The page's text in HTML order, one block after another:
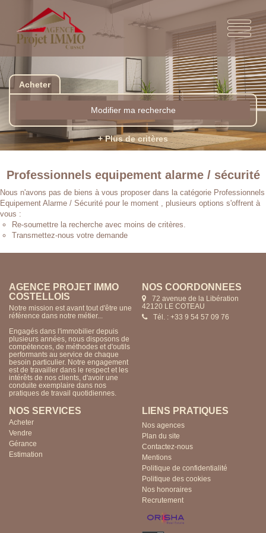
Acheter
Modifier ma recherche
+ Plus de critères
Professionnels equipement alarme / sécurité
Nous n'avons pas de biens à vous proposer dans la catégorie Professionnels
Equipement Alarme / Sécurité pour le moment , plusieurs options s'offrent à
vous :
Re-soumettre la recherche avec moins de critères.
Transmettez-nous votre demande
AGENCE PROJET IMMO
COSTELLOIS
Notre mission est avant tout d'être une
référence dans notre métier...
Engagés dans l'immobilier depuis
plusieurs années, nous disposons de
compétences, de méthodes et d'outils
performants au service de chaque
besoin particulier. Notre engagement
est de travailler dans le respect et les
intérêts de nos clients, d'avoir une
conduite exemplaire dans nos
pratiques de travail quotidiennes.
NOS COORDONNÉES
72 avenue de la Libération
42120 LE COTEAU
Tél. : +33 9 54 57 09 76
NOS SERVICES
Acheter
Vendre
Gérance
Estimation
LIENS PRATIQUES
Nos agences
Plan du site
Contactez-nous
Mentions
Politique de confidentialité
Politique des cookies
Nos honoraires
Recrutement